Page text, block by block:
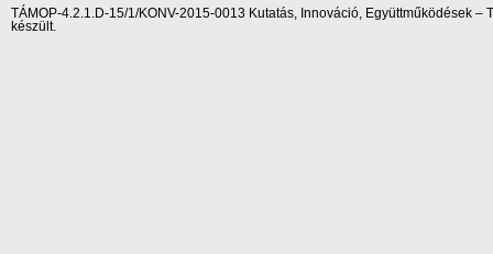
TÁMOP-4.2.1.D-15/1/KONV-2015-0013 Kutatás, Innováció, Együttműködések
készült.